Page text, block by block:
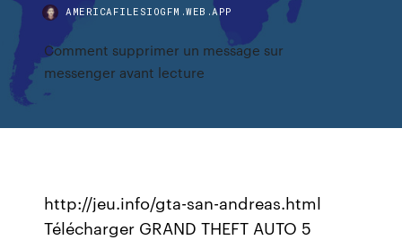
AMERICAFILESIOGFM.WEB.APP
Comment supprimer un message sur
messenger avant lecture
http://jeu.info/gta-san-andreas.html
Télécharger GRAND THEFT AUTO 5